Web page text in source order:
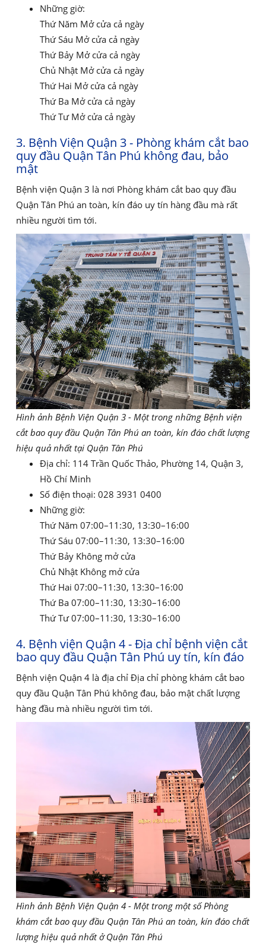
Những giờ:
Thứ Năm Mở cửa cả ngày
Thứ Sáu Mở cửa cả ngày
Thứ Bảy Mở cửa cả ngày
Chủ Nhật Mở cửa cả ngày
Thứ Hai Mở cửa cả ngày
Thứ Ba Mở cửa cả ngày
Thứ Tư Mở cửa cả ngày
3. Bệnh Viện Quận 3 - Phòng khám cắt bao
quy đầu Quận Tân Phú không đau, bảo
mật
Bệnh viện Quận 3 là nơi Phòng khám cắt bao quy đầu
Quận Tân Phú an toàn, kín đáo uy tín hàng đầu mà rất
nhiều người tìm tới.
Hình ảnh Bệnh Viện Quận 3 - Một trong những Bệnh viện
cắt bao quy đầu Quận Tân Phú an toàn, kín đáo chất lượng
hiệu quả nhất tại Quận Tân Phú
Địa chỉ: 114 Trần Quốc Thảo, Phường 14, Quận 3,
Hồ Chí Minh
Số điện thoại: 028 3931 0400
Những giờ:
Thứ Năm 07:00–11:30, 13:30–16:00
Thứ Sáu 07:00–11:30, 13:30–16:00
Thứ Bảy Không mở cửa
Chủ Nhật Không mở cửa
Thứ Hai 07:00–11:30, 13:30–16:00
Thứ Ba 07:00–11:30, 13:30–16:00
Thứ Tư 07:00–11:30, 13:30–16:00
4. Bệnh viện Quận 4 - Địa chỉ bệnh viện cắt
bao quy đầu Quận Tân Phú uy tín, kín đáo
Bệnh viện Quận 4 là địa chỉ Địa chỉ phòng khám cắt bao
quy đầu Quận Tân Phú không đau, bảo mật chất lượng
hàng đầu mà nhiều người tìm tới.
Hình ảnh Bệnh Viện Quận 4 - Một trong một số Phòng
khám cắt bao quy đầu Quận Tân Phú an toàn, kín đáo chất
lượng hiệu quả nhất ở Quận Tân Phú